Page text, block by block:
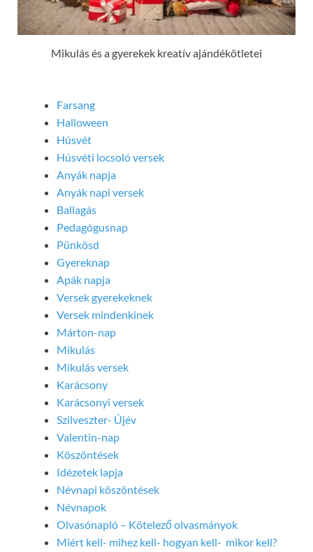
Mikulás és a gyerekek kreatív ajándékötletei
Farsang
Halloween
Húsvét
Húsvéti locsoló versek
Anyák napja
Anyák napi versek
Ballagás
Pedagógusnap
Pünkösd
Gyereknap
Apák napja
Versek gyerekeknek
Versek mindenkinek
Márton-nap
Mikulás
Mikulás versek
Karácsony
Karácsonyi versek
Szilveszter- Újév
Valentin-nap
Köszöntések
Idézetek lapja
Névnapi köszöntések
Névnapok
Olvasónapló – Kötelező olvasmányok
Miért kell- mihez kell- hogyan kell- mikor kell?